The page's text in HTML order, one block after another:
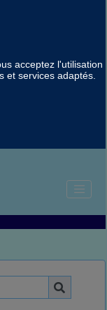
acceptez l'utilisation
et services adaptés.